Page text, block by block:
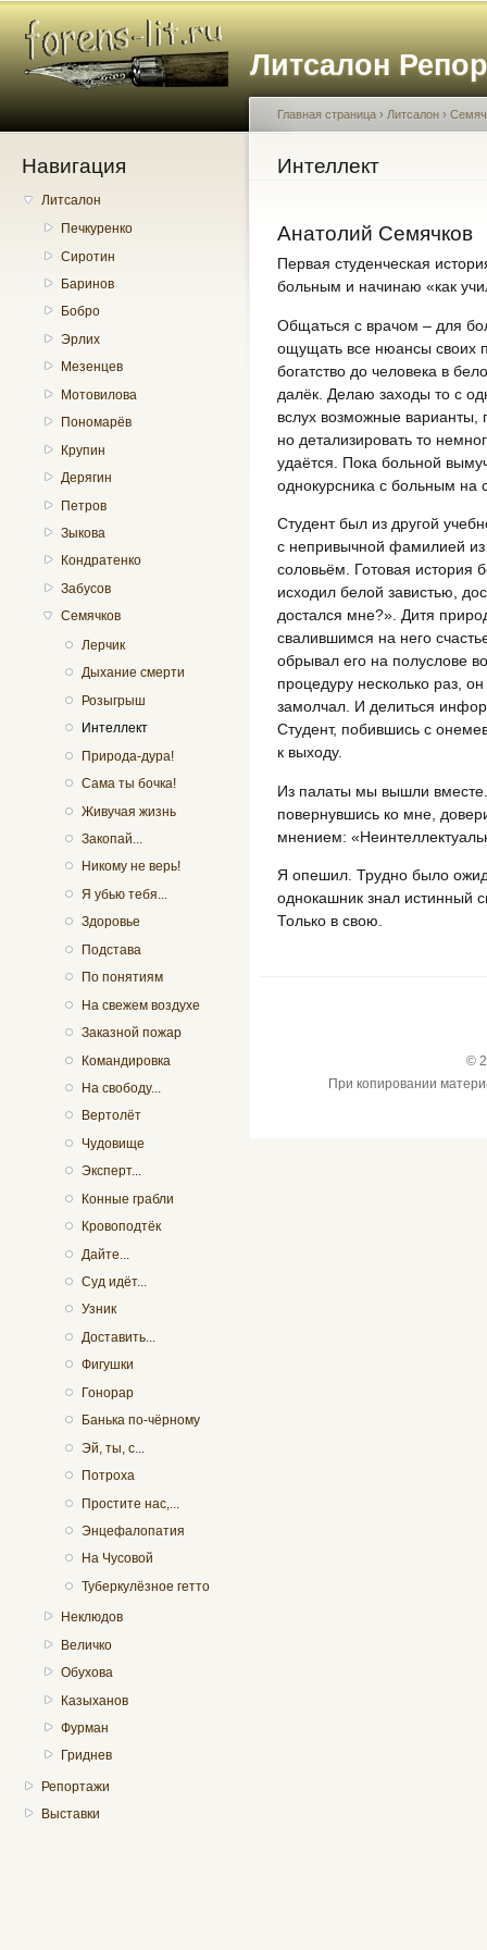
Литсалон
Навигация
Литсалон
Печкуренко
Сиротин
Баринов
Бобро
Эрлих
Мезенцев
Мотовилова
Пономарёв
Крупин
Дерягин
Петров
Зыкова
Кондратенко
Забусов
Семячков
Лерчик
Дыхание смерти
Розыгрыш
Интеллект
Природа-дура!
Сама ты бочка!
Живучая жизнь
Закопай...
Никому не верь!
Я убью тебя...
Здоровье
Подстава
По понятиям
На свежем воздухе
Заказной пожар
Командировка
На свободу...
Вертолёт
Чудовище
Эксперт...
Конные грабли
Кровоподтёк
Дайте...
Суд идёт...
Узник
Доставить...
Фигушки
Гонорар
Банька по-чёрному
Эй, ты, с...
Потроха
Простите нас,...
Энцефалопатия
На Чусовой
Туберкулёзное гетто
Неклюдов
Величко
Обухова
Казыханов
Фурман
Гриднев
Репортажи
Выставки
Вы здесь
Главная страница › Литсалон ›
Интеллект
Анатолий Семячков
Первая студенческая
больным и начинаю «как
Общаться с врачом – для
ощущать все нюансы своих
богатство до человека в
далёк. Делаю заходы то с
вслух возможные варианты,
но детализировать то
удаётся. Пока больной
однокурсника с больным на
Студент был из другой
с непривычной фамилией из
соловьём. Готовая история
исходил белой завистью,
достался мне?». Дитя
свалившимся на него
обрывал его на полуслове
процедуру несколько раз,
замолчал. И делиться
Студент, побившись с
к выходу.
Из палаты мы вышли
повернувшись ко мне,
мнением:
Я опешил. Трудно было
однокашник знал истинный
Только в свою.
©
При копировании